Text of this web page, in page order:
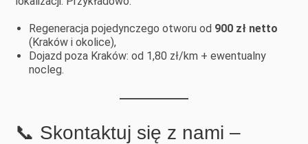
Regeneracja pojedynczego otworu od 900 zł netto
(Kraków i okolice),
Dojazd poza Kraków: od 1,80 zł/km + ewentualny
nocleg.
📞 Skontaktuj się z nami –